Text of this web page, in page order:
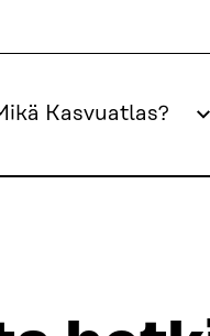
Kasvuatlas?